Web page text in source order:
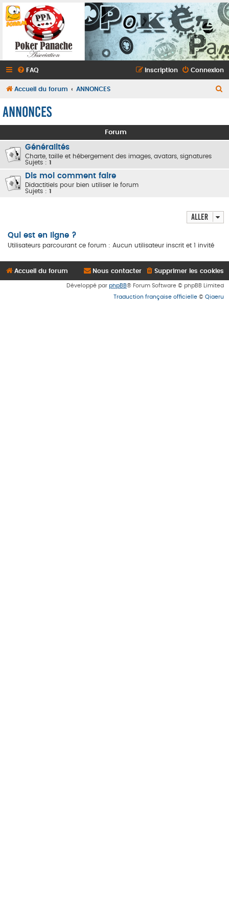
FAQ Connexion
Inscription
Accueil du forum ANNONCES
e
c
ANNONCES
Forum
Généralités
Charte, taille et hébergement des images, avatars, signatures
Sujets : 1
Dis moi comment faire
Didactitiels pour bien utiliser le forum
Sujets : 1
Aller
Qui est en ligne ?
Utilisateurs parcourant ce forum : Aucun utilisateur inscrit et 1 invité
Accueil du forum Supprimer les cookies
Nous contacter
Développé par phpBB® Forum Software © phpBB Limited
Traduction française officielle © Qiaeru